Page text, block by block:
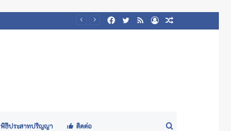
Log
RSS
Twitter
Facebook
พิธีประสาทปริญญา ติดต่อ